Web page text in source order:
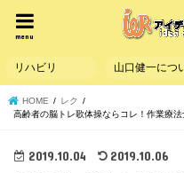
menu
リハビリ 山口健一につ
HOME
レク
高齢者の脳トレ歌体操ならコレ！作業療
2019.10.04 2019.10.06